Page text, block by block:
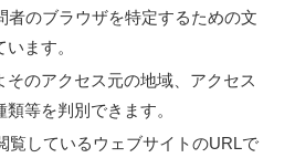
者のブラウザを特定するための文
ます。
そのアクセス元の地域、アクセス
等を判別できます。
覧しているウェブサイトのURLで